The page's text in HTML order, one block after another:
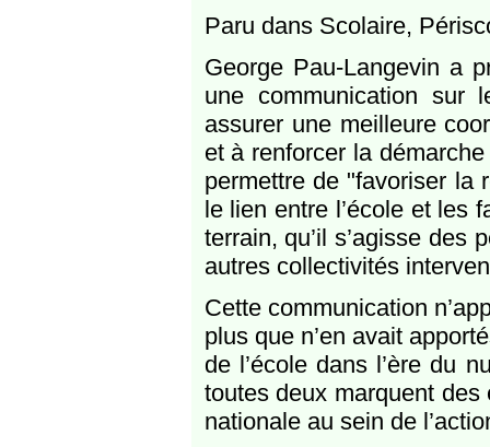
Paru dans Scolaire,
George Pau-Langevin a
une communication sur
assurer une meilleure
et à renforcer la
permettre de "favoriser la
le lien entre l’école et les
terrain, qu’il s’agisse des
autres collectivités
Cette communication
plus que n’en avait
de l’école dans l’ère du
toutes deux marquent des
nationale au sein de